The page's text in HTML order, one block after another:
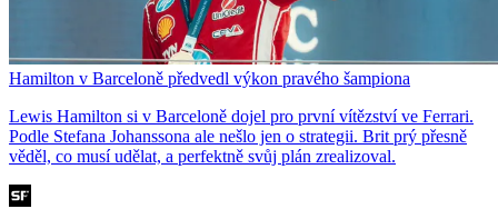
Hamilton v Barceloně předvedl výkon pravého šampiona
Lewis Hamilton si v Barceloně dojel pro první vítězství ve Ferrari.
Podle Stefana Johanssona ale nešlo jen o strategii. Brit prý přesně
věděl, co musí udělat, a perfektně svůj plán zrealizoval.